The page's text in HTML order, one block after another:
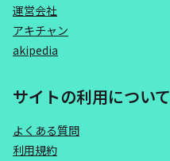
運営会社
アキチャン
akipedia
サイトの利用について
よくある質問
利用規約